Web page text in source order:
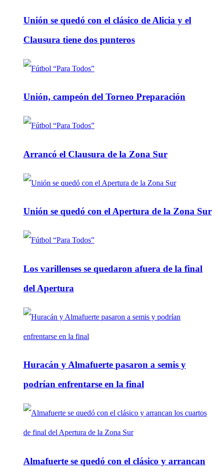
Unión se quedó con el clásico de Alicia y el
Clausura tiene dos punteros
Unión, campeón del Torneo Preparación
Arrancó el Clausura de la Zona Sur
Unión se quedó con el Apertura de la Zona Sur
Los varillenses se quedaron afuera de la final
del Apertura
Huracán y Almafuerte pasaron a semis y
podrían enfrentarse en la final
Almafuerte se quedó con el clásico y arrancan